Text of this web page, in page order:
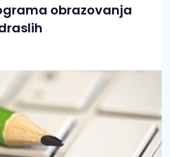
obrazovanja